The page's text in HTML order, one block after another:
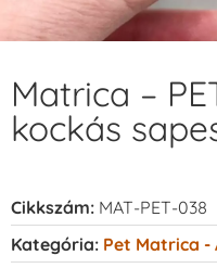
Matrica –
kockás
Cikkszám: MAT-PET-038
Kategória: Pet Matrica -